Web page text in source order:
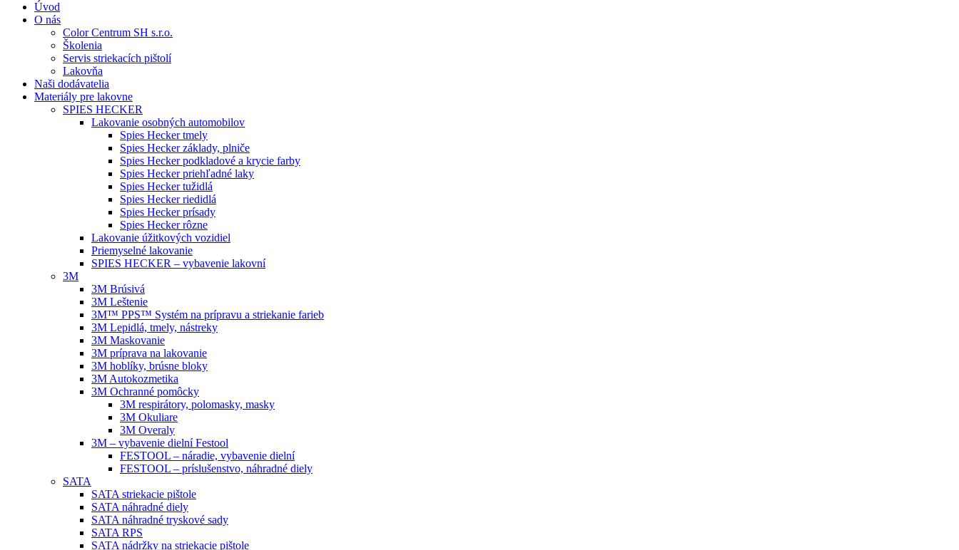
Úvod
O nás
Color Centrum SH s.r.o.
Školenia
Servis striekacích pištolí
Lakovňa
Naši dodávatelia
Materiály pre lakovne
SPIES HECKER
Lakovanie osobných automobilov
Spies Hecker tmely
Spies Hecker základy, plniče
Spies Hecker podkladové a krycie farby
Spies Hecker priehľadné laky
Spies Hecker tužidlá
Spies Hecker riedidlá
Spies Hecker prísady
Spies Hecker rôzne
Lakovanie úžitkových vozidiel
Priemyselné lakovanie
SPIES HECKER – vybavenie lakovní
3M
3M Brúsivá
3M Leštenie
3M™ PPS™ Systém na prípravu a striekanie farieb
3M Lepidlá, tmely, nástreky
3M Maskovanie
3M príprava na lakovanie
3M hoblíky, brúsne bloky
3M Autokozmetika
3M Ochranné pomôcky
3M respirátory, polomasky, masky
3M Okuliare
3M Overaly
3M – vybavenie dielní Festool
FESTOOL – náradie, vybavenie dielní
FESTOOL – príslušenstvo, náhradné diely
SATA
SATA striekacie pištole
SATA náhradné diely
SATA náhradné tryskové sady
SATA RPS
SATA nádržky na striekacie pištole